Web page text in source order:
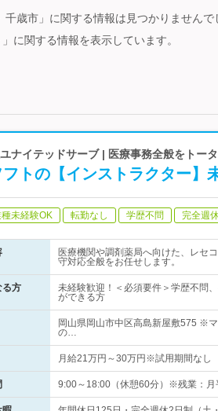
千歳市」に関する情報は見つかりませんで
」に関する情報を表示しています。
ナイテッドサーブ | 医療事務全般をトー
トの【インストラクター】
未経験OK 転勤なし 学歴不問 完全週
医療機関や調剤薬局へ向けた、レセ
守対応全般をお任せします。
る方
未経験歓迎！＜必須要件＞学歴不問
ができる方
岡山県岡山市中区高島新屋敷575 ※
の…
月給21万円～30万円※試用期間なし
9:00～18:00（休憩60分）※残業：月